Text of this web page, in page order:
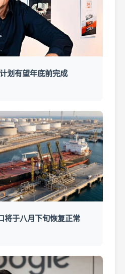
划有望年底前完成
将于八月下旬恢复正常